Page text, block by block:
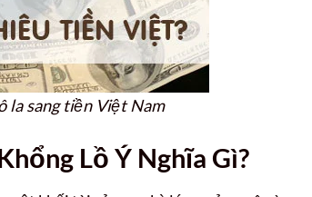
la sang tiền Việt Nam
Lồ Ý Nghĩa Gì?